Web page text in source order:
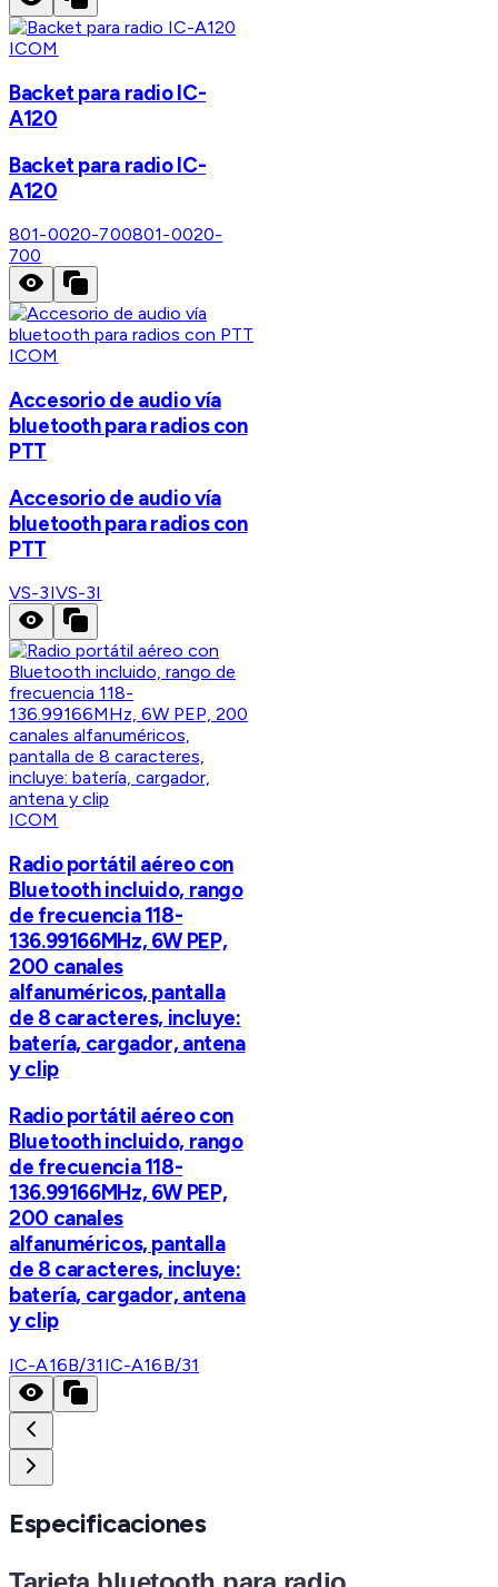
ICOM
Backet para radio IC-
A120
Backet para radio IC-
A120
801-0020-700801-0020-
700
ICOM
Accesorio de audio vía
bluetooth para radios con
PTT
Accesorio de audio vía
bluetooth para radios con
PTT
VS-3IVS-3I
ICOM
Radio portátil aéreo con
Bluetooth incluido, rango
de frecuencia 118-
136.99166MHz, 6W PEP,
200 canales
alfanuméricos, pantalla
de 8 caracteres, incluye:
batería, cargador, antena
y clip
Radio portátil aéreo con
Bluetooth incluido, rango
de frecuencia 118-
136.99166MHz, 6W PEP,
200 canales
alfanuméricos, pantalla
de 8 caracteres, incluye:
batería, cargador, antena
y clip
IC-A16B/31 IC-A16B/31
Especificaciones